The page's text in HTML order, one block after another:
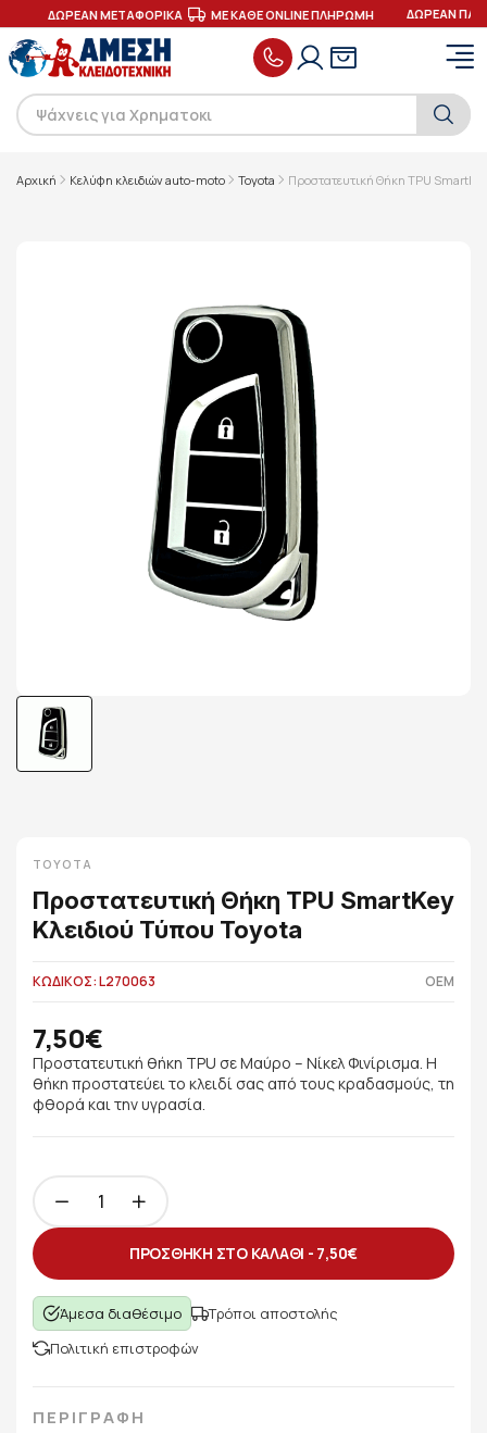
ΔΩΡΕΑΝ ΜΕΤΑΦΟΡΙΚΑ ΜΕ ΚΑΘΕ ONLINE ΠΛΗΡΩΜΗ ΔΩΡΕΑΝ
Αρχική Κελύφη κλειδιών auto-moto Toyota Προστατευτική Θήκη TPU
TOYOTA
Προστατευτική Θήκη TPU SmartKey
Κλειδιού Τύπου Toyota
ΚΩΔΙΚΟΣ: L270063 OEM
7,50€
Προστατευτική θήκη TPU σε Μαύρο – Νίκελ Φινίρισμα. Η
θήκη προστατεύει το κλειδί σας από τους κραδασμούς, τη
φθορά και την υγρασία.
ΠΡΟΣΘΗΚΗ ΣΤΟ ΚΑΛΑΘΙ - 7,50€
Άμεσα διαθέσιμο
Τρόποι αποστολής
Πολιτική επιστροφών
ΠΕΡΙΓΡΑΦΗ